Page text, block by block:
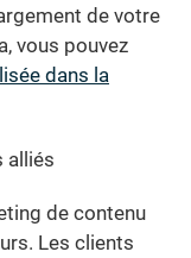
de votre
vous pouvez
dans la
alliés
de contenu
Les clients